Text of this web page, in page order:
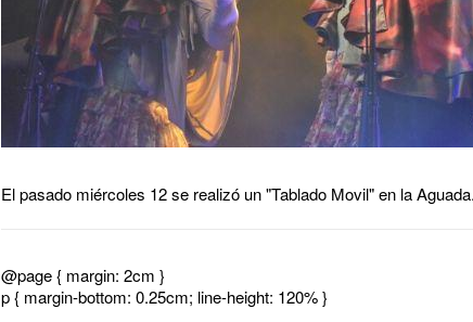
El pasado miércoles 12 se realizó un "Tablado Movil" en la Aguada.
@page { margin: 2cm }
p { margin-bottom: 0.25cm; line-height: 120% }